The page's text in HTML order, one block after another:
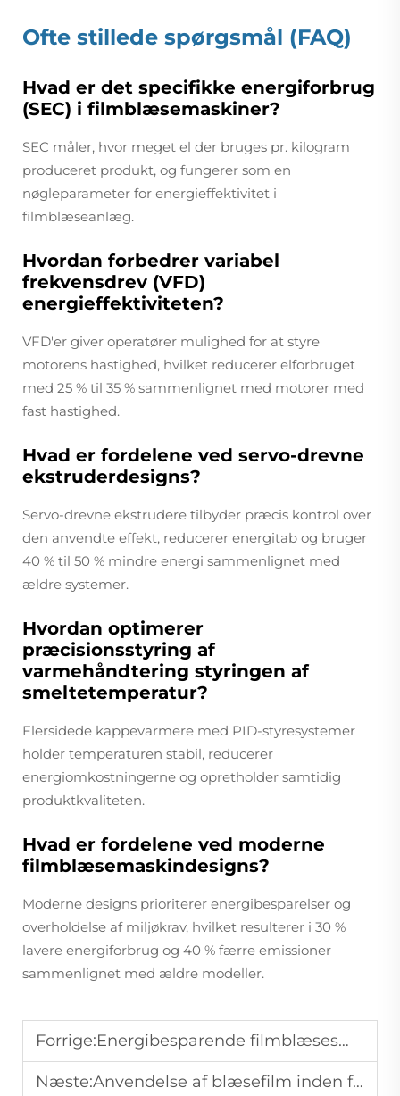
Ofte stillede spørgsmål (FAQ)
Hvad er det specifikke energiforbrug
(SEC) i filmblæsemaskiner?
SEC måler, hvor meget el der bruges pr. kilogram
produceret produkt, og fungerer som en
nøgleparameter for energieffektivitet i
filmblæseanlæg.
Hvordan forbedrer variabel
frekvensdrev (VFD)
energieffektiviteten?
VFD'er giver operatører mulighed for at styre
motorens hastighed, hvilket reducerer elforbruget
med 25 % til 35 % sammenlignet med motorer med
fast hastighed.
Hvad er fordelene ved servo-drevne
ekstruderdesigns?
Servo-drevne ekstrudere tilbyder præcis kontrol over
den anvendte effekt, reducerer energitab og bruger
40 % til 50 % mindre energi sammenlignet med
ældre systemer.
Hvordan optimerer
præcisionsstyring af
varmehåndtering styringen af
smeltetemperatur?
Flersidede kappevarmere med PID-styresystemer
holder temperaturen stabil, reducerer
energiomkostningerne og opretholder samtidig
produktkvaliteten.
Hvad er fordelene ved moderne
filmblæsemaskindesigns?
Moderne designs prioriterer energibesparelser og
overholdelse af miljøkrav, hvilket resulterer i 30 %
lavere energiforbrug og 40 % færre emissioner
sammenlignet med ældre modeller.
Forrige:Energibesparende filmblæsesæt — pålidelig ydelse til PE-film bearbejdning
Næste:Anvendelse af blæsefilm inden for fødevareemballage, landbrug og industri